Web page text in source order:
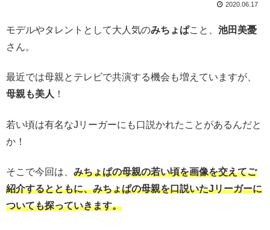
2020.06.17
モデルやタレントとして大人気のみちょぱこと、 池田美憂
さん。
最近では母親とテレビで共演する機会も増えていますが、
母親も美人 ！
若い頃は有名なJリーガーにも口説かれたことがあるんだと
か！
そこで今回は、 みちょぱの母親の若い頃を画像を交えてご
紹介するとともに、みちょぱの母親を口説いたJリーガーに
ついても探っていきます。